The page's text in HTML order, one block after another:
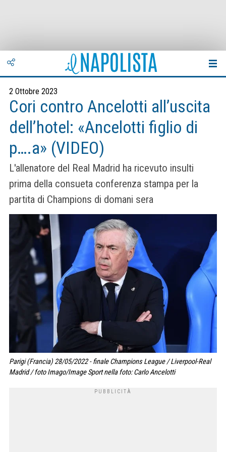
2 Ottobre 2023
Cori contro Ancelotti all’uscita
dell’hotel: «Ancelotti figlio di
p….a» (VIDEO)
L'allenatore del Real Madrid ha ricevuto insulti
prima della consueta conferenza stampa per la
partita di Champions di domani sera
Parigi (Francia) 28/05/2022 - finale Champions League / Liverpool-Real
Madrid / foto Imago/Image Sport nella foto: Carlo Ancelotti